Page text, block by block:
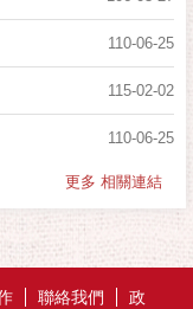
110-06-25
115-02-02
110-06-25
更多 相關連結
聯絡我們 政